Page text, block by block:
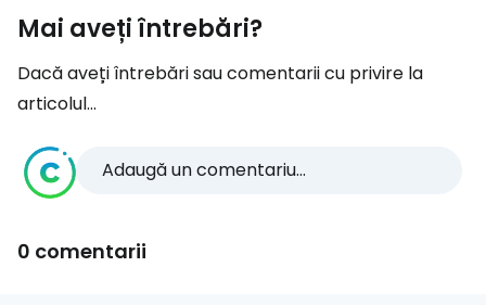
Mai aveți întrebări?
Dacă aveți întrebări sau comentarii cu privire la
articolul...
Adaugă un comentariu...
0 comentarii